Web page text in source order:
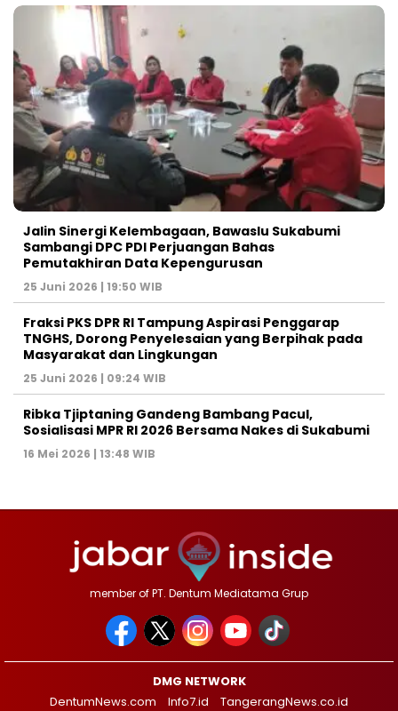
Jalin Sinergi Kelembagaan, Bawaslu Sukabumi
Sambangi DPC PDI Perjuangan Bahas
Pemutakhiran Data Kepengurusan
25 Juni 2026 | 19:50 WIB
‎Fraksi PKS DPR RI Tampung Aspirasi Penggarap
TNGHS, Dorong Penyelesaian yang Berpihak pada
Masyarakat dan Lingkungan‎
25 Juni 2026 | 09:24 WIB
Ribka Tjiptaning Gandeng Bambang Pacul,
Sosialisasi MPR RI 2026 Bersama Nakes di Sukabumi
16 Mei 2026 | 13:48 WIB
member of PT. Dentum Mediatama Grup
DMG NETWORK
DentumNews.com
Info7.id
TangerangNews.co.id